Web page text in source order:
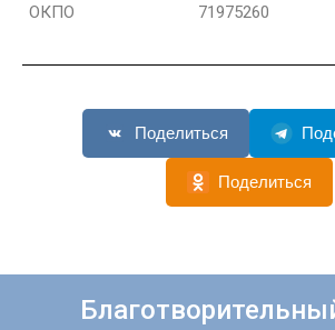
ОКПО
71975260
Поделиться
Поделиться